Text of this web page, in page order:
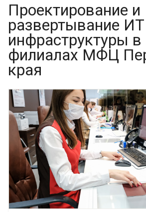
Проектирование и
развертывание ИТ
инфраструктуры в
филиалах МФЦ
края